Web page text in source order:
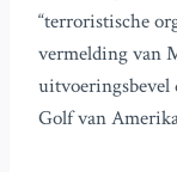
“terroristische
vermelding van
uitvoeringsbevel
Golf van